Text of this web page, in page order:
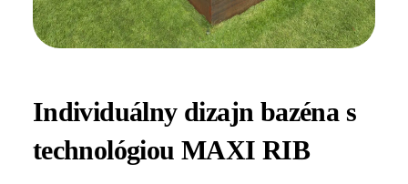
Individuálny dizajn bazéna s
technológiou MAXI RIB